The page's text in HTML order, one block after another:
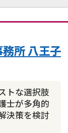
離婚裁判
モラハラ
熟年離婚
トな選択肢
士が多角的
決策を検討
所 八王子